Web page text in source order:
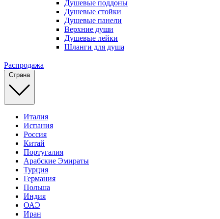
Душевые поддоны
Душевые стойки
Душевые панели
Верхние души
Душевые лейки
Шланги для душа
Распродажа
Страна
Италия
Испания
Россия
Китай
Португалия
Арабские Эмираты
Турция
Германия
Польша
Индия
ОАЭ
Иран